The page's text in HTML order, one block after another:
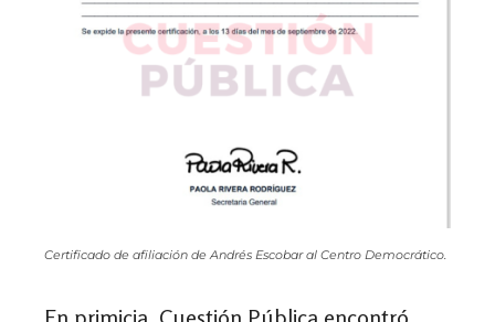
Certificado de afiliación de Andrés Escobar al Centro Democrático.